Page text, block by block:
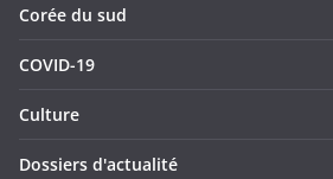
Corée du sud
COVID-19
Culture
Dossiers d'actualité